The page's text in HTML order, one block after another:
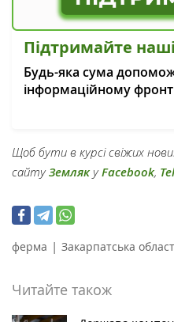
Підтримайте
Будь-яка сума
інформаційному
Щоб бути в курсі свіжих
сайтуЗемлякуFacebook,
ферма | Закарпатська
Читайте також